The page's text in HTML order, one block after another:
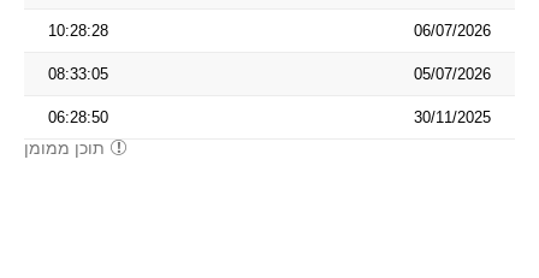
06/07/2026
10:28:28
05/07/2026
08:33:05
30/11/2025
06:28:50
תוכן ממומן